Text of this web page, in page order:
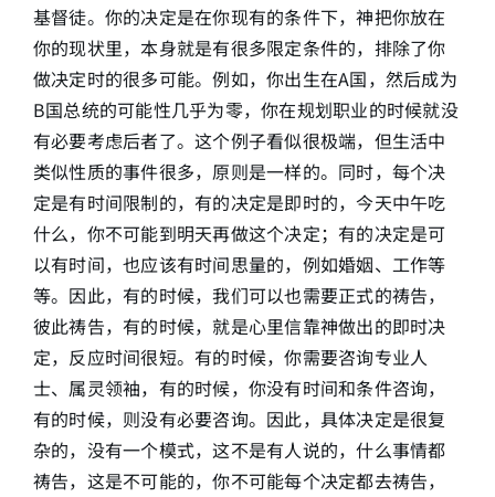
基督徒。你的决定是在你现有的条件下，神把你放在
你的现状里，本身就是有很多限定条件的，排除了你
做决定时的很多可能。例如，你出生在A国，然后成为
B国总统的可能性几乎为零，你在规划职业的时候就没
有必要考虑后者了。这个例子看似很极端，但生活中
类似性质的事件很多，原则是一样的。同时，每个决
定是有时间限制的，有的决定是即时的，今天中午吃
什么，你不可能到明天再做这个决定；有的决定是可
以有时间，也应该有时间思量的，例如婚姻、工作等
等。因此，有的时候，我们可以也需要正式的祷告，
彼此祷告，有的时候，就是心里信靠神做出的即时决
定，反应时间很短。有的时候，你需要咨询专业人
士、属灵领袖，有的时候，你没有时间和条件咨询，
有的时候，则没有必要咨询。因此，具体决定是很复
杂的，没有一个模式，这不是有人说的，什么事情都
祷告，这是不可能的，你不可能每个决定都去祷告，